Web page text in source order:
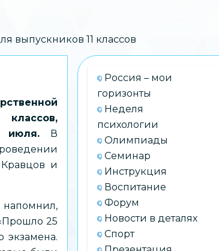
выпускников 11 классов
классов,
июля. В
и
25
экзамена.
Россия – мои
горизонты
Неделя
психологии
Олимпиады
Семинар
Инструкция
Воспитание
Форум
Новости в деталях
Спорт